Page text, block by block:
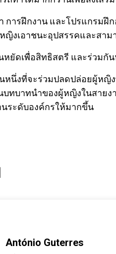
ารฝึกงาน และโปรแกรมฝึ
ญิงเอาชนะอุปสรรคและสาม
ยัดเพื่อสิทธิสตรี และร่วมกั
หนึ่งที่จะร่วมปลดปล่อยผู้หญิ
บทบาทนำของผู้หญิงในสาย
นระดับองค์กรให้มากขึ้น
António Guterres